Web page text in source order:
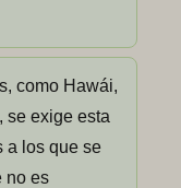
como Hawái,
se exige esta
a los que se
no es